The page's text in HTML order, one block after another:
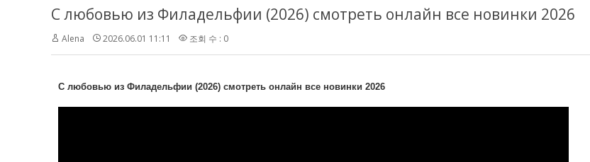
С любовью из Филадельфии (2026) смотреть онлайн все новинки 2026
Alena 2026.06.01 11:11 조회 수 : 0
С любовью из Филадельфии (2026) смотреть онлайн все новинки 2026